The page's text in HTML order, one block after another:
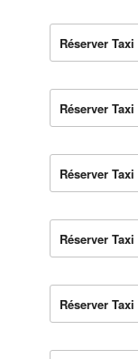
Réserver
Réserver
Réserver
Réserver
Réserver